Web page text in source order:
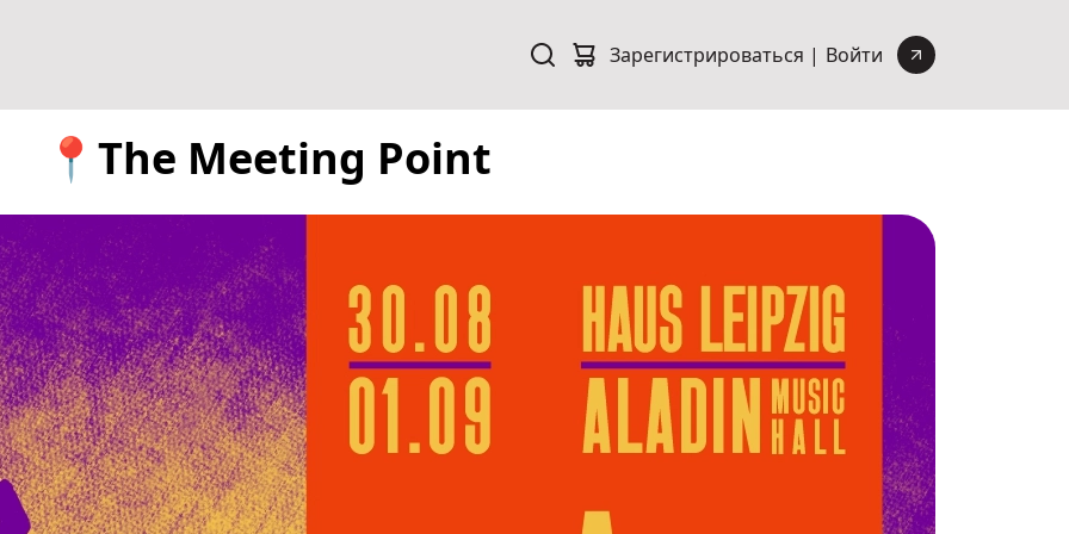
Зарегистрироваться | Войти
📍The Meeting Point